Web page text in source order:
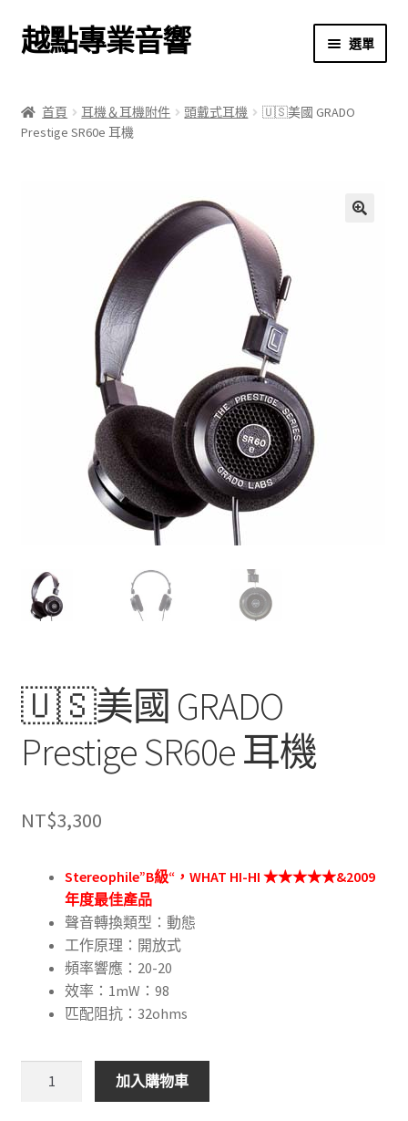
跳
至
覽
列
跳
至
要
內
越點專業音響 選單
商店
首頁 耳機＆耳機附件 頭戴式耳機
🇺🇸美國 GRADO
Prestige SR60e 耳機
🇺🇸美國 GRADO
Prestige SR60e 耳機
NT$3,300
Stereophile”B級“，WHAT HI-HI ★★★★★&2009
年度最佳產品
聲音轉換類型：動態
工作原理：開放式
頻率響應：20-20
效率：1mW：98
匹配阻抗：32ohms
加入購物車